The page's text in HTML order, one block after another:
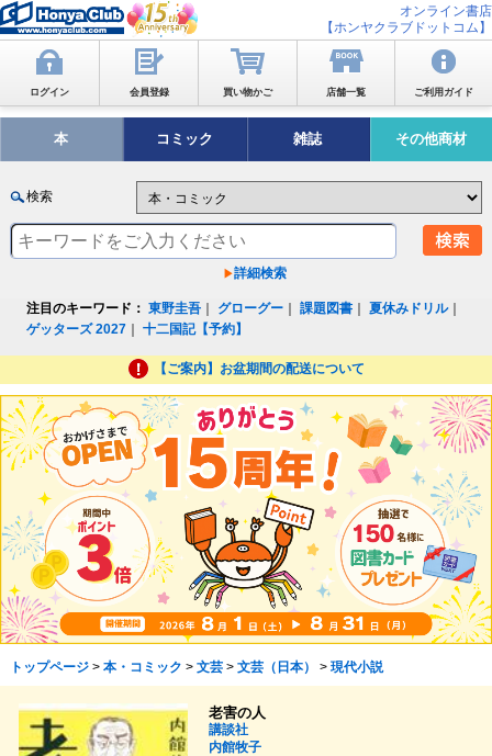
オンライン書店
【ホンヤクラブドットコム】
ログイン 会員登録 買い物かご 店舗一覧 ご利用ガイド
本 コミック 雑誌 その他商材
検索
詳細検索
注目のキーワード： 東野圭吾 グローグー ｜課題図書 ｜夏休みドリル｜
ゲッターズ 2027 ｜十二国記【予約】
【ご案内】お盆期間の配送について
トップページ> 本・コミック > 文芸> 文芸（日本） > 現代小説
老害の人
講談社
内館牧子